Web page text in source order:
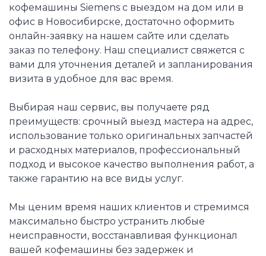
кофемашины Siemens с выездом на дом или в
офис в Новосибирске, достаточно оформить
онлайн-заявку на нашем сайте или сделать
заказ по телефону. Наш специалист свяжется с
вами для уточнения деталей и запланирования
визита в удобное для вас время.
Выбирая наш сервис, вы получаете ряд
преимуществ: срочный выезд мастера на адрес,
использование только оригинальных запчастей
и расходных материалов, профессиональный
подход и высокое качество выполнения работ, а
также гарантию на все виды услуг.
Мы ценим время наших клиентов и стремимся
максимально быстро устранить любые
неисправности, восстанавливая функционал
вашей кофемашины без задержек и